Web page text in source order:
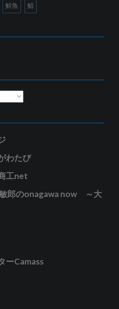
鮮魚 鯖
わたび
工net
郎のonagawa now ～大
ーCamass